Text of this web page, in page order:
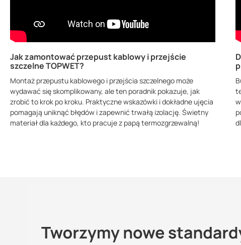
Jak zamontować przepust kablowy i przejście
szczelne TOPWET?
Montaż przepustu kablowego i przejścia szczelnego może
wydawać się skomplikowany, ale ten poradnik pokazuje, jak
zrobić to krok po kroku. Praktyczne wskazówki i dokładne ujęcia
pomagają uniknąć błędów i zapewnić trwałą izolację. Świetny
materiał dla każdego, kto pracuje z papą termozgrzewalną!